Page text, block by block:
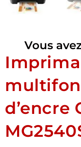
Vous
d’encre